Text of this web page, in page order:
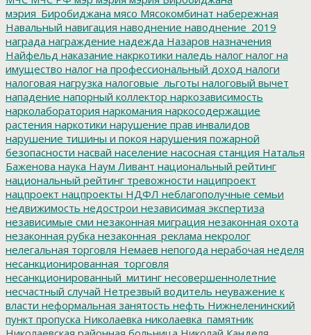
мэрия_Биробиджана мясо Мясокомбинат набережная
Навальный навигация наводнение наводнение_2019
награда награждение надежда Назаров назначения
Найфельд наказание накркотики наледь налог налог на
имущество налог на профессиональный доход налоги
налоговая нагрузка налоговые_льготы налоговый вычет
нападение напорный коллектор наркозависимость
нарколаборатория наркомания наркосодержащие
растения наркотики нарушение прав инвалидов
нарушение тишины и покоя нарушения пожарной
безопасности насвай население насосная станция Наталья
Баженова наука Наум Ливант национальный рейтинг
национальный рейтинг тревожности наципроект
нацпроект нацпроекты НДФЛ неблагополучные семьи
недвижимость недострои независимая экспертиза
независимые сми незаконная миграция незаконная охота
незаконная рубка незаконная_реклама некролог
нелегальная торговля Немаев непогода нерабочая неделя
несанкционированная_торговля
несанкционированный_митинг несовершеннолетние
несчастный случай Нетрезвый водитель неуважение к
власти неформальная занятость нефть Нижнеленинский
пункт пропуска Николаевка николаевка_памятник